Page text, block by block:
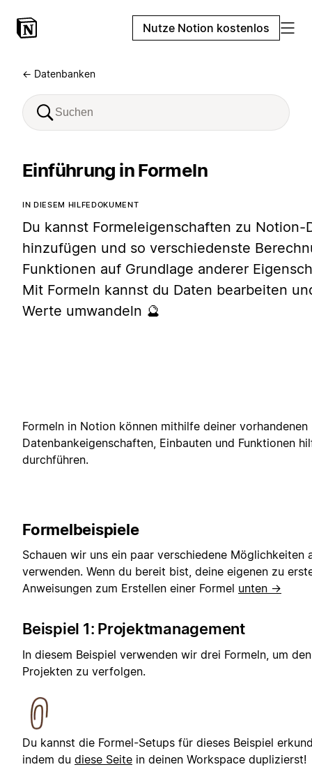
Nutze Notion kostenlos
← Datenbanken
Einführung in Formeln
IN DIESEM HILFEDOKUMENT
Du kannst Formeleigenschaften zu Notion-
hinzufügen und so verschiedenste
Funktionen auf Grundlage anderer
Mit Formeln kannst du Daten bearbeiten
Werte umwandeln 🔮
Formeln in Notion können mithilfe deiner vorhandenen
Datenbankeigenschaften, Einbauten und Funktionen
durchführen.
Formelbeispiele
Schauen wir uns ein paar verschiedene Möglichkeiten
verwenden. Wenn du bereit bist, deine eigenen zu
Anweisungen zum Erstellen einer Formel unten →
Beispiel 1: Projektmanagement
In diesem Beispiel verwenden wir drei Formeln, um
Projekten zu verfolgen.
Du kannst die Formel-Setups für dieses Beispiel
indem du diese Seite in deinen Workspace duplizierst!